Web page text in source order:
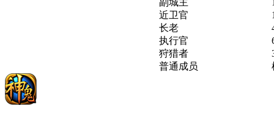
近卫官
长老
执行官
狩猎者
普通成员